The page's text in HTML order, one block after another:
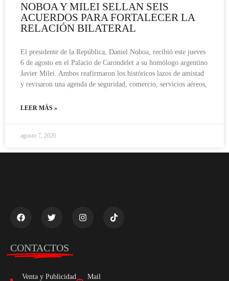
NOBOA Y MILEI SELLAN SEIS
ACUERDOS PARA FORTALECER LA
RELACIÓN BILATERAL
El presidente de la República, Daniel Noboa, recibió este jueves
6 de agosto en el Palacio de Carondelet a su homólogo argentino
Javier Milei. Ambos reafirmaron los históricos lazos de amistad
y revisaron una agenda de seguridad, comercio, servicios aéreos,
LEER MÁS »
agosto 7, 2026
CONTACTOS
Venta y Publicidad
Mail